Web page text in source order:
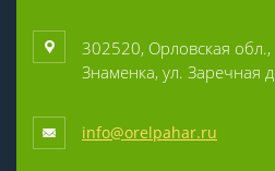
302520, Орловская
Знаменка, ул. Заречная
info@orelpahar.ru